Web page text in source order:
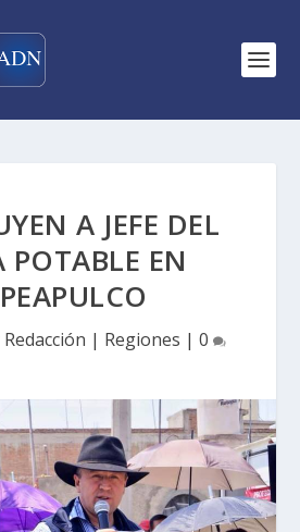
A JEFE DEL
POTABLE EN
Redacción | Regiones | 0